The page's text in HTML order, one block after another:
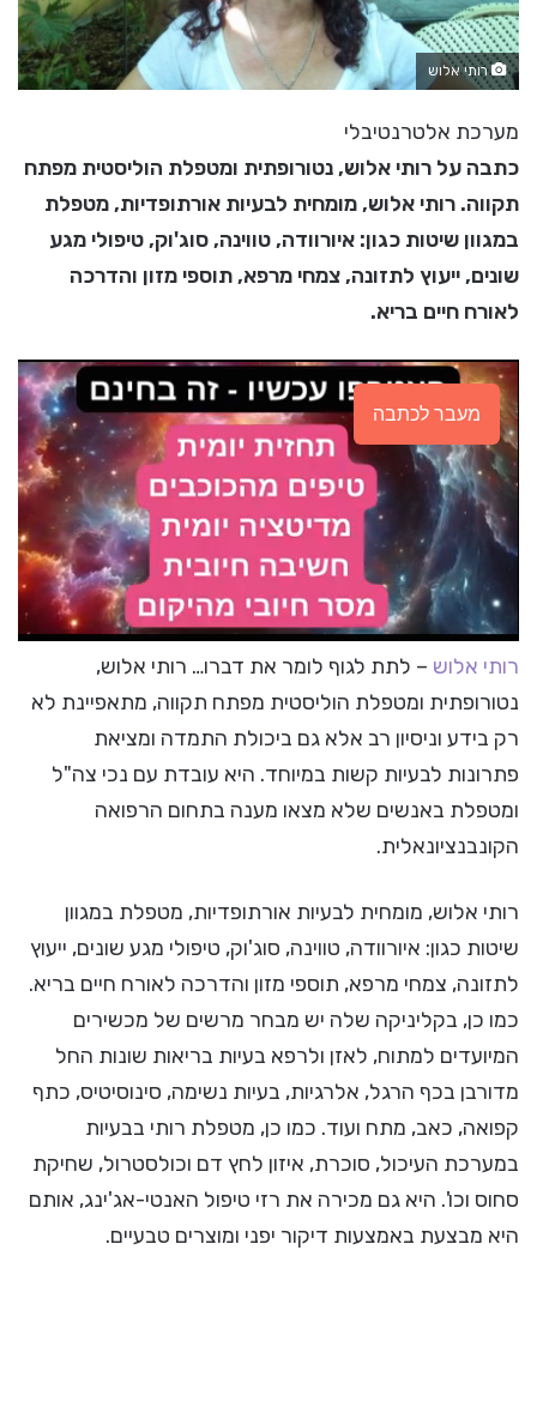
רותי אלוש
מערכת אלטרנטיבלי
כתבה על רותי אלוש, נטורופתית ומטפלת הוליסטית מפתח
תקווה. רותי אלוש, מומחית לבעיות אורתופדיות, מטפלת
במגוון שיטות כגון: איורוודה, טווינה, סוג'וק, טיפולי מגע
שונים, ייעוץ לתזונה, צמחי מרפא, תוספי מזון והדרכה
לאורח חיים בריא.
מעבר לכתבה
רותי אלוש – לתת לגוף לומר את דברו… רותי אלוש,
נטורופתית ומטפלת הוליסטית מפתח תקווה, מתאפיינת לא
רק בידע וניסיון רב אלא גם ביכולת התמדה ומציאת
פתרונות לבעיות קשות במיוחד. היא עובדת עם נכי צה"ל
ומטפלת באנשים שלא מצאו מענה בתחום הרפואה
הקונבנציונאלית.
רותי אלוש, מומחית לבעיות אורתופדיות, מטפלת במגוון
שיטות כגון: איורוודה, טווינה, סוג'וק, טיפולי מגע שונים, ייעוץ
לתזונה, צמחי מרפא, תוספי מזון והדרכה לאורח חיים בריא.
כמו כן, בקליניקה שלה יש מבחר מרשים של מכשירים
המיועדים למתוח, לאזן ולרפא בעיות בריאות שונות החל
מדורבן בכף הרגל, אלרגיות, בעיות נשימה, סינוסיטיס, כתף
קפואה, כאב, מתח ועוד. כמו כן, מטפלת רותי בבעיות
במערכת העיכול, סוכרת, איזון לחץ דם וכולסטרול, שחיקת
סחוס וכו'. היא גם מכירה את רזי טיפול האנטי-אג'ינג, אותם
היא מבצעת באמצעות דיקור יפני ומוצרים טבעיים.